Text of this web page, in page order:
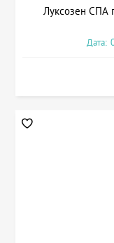
Луксозен СПА
Дата: